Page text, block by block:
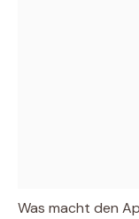
Was macht den